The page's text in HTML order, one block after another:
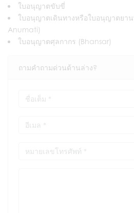
ใบอนุญาตขับขี่
ใบอนุญาตเดินทางหรือใบอนุญาตยา
Anumati)
ใบอนุญาตศุลกากร (Bhansar)
ถามคำถามด่วนด้านล่าง?